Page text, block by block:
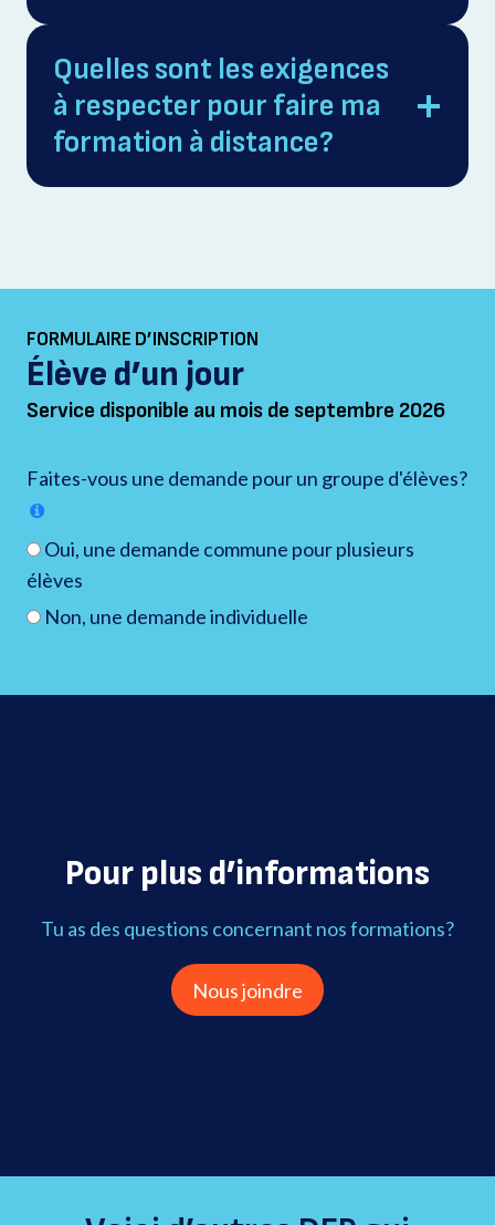
Quelles sont les exigences
à respecter pour faire ma
formation à distance?
FORMULAIRE D’INSCRIPTION
Élève d’un jour
Service disponible au mois de septembre 2026
Faites-vous une demande pour un groupe d'élèves?
Oui, une demande commune pour plusieurs
élèves
Non, une demande individuelle
Pour plus d’informations
Tu as des questions concernant nos formations?
Nous joindre